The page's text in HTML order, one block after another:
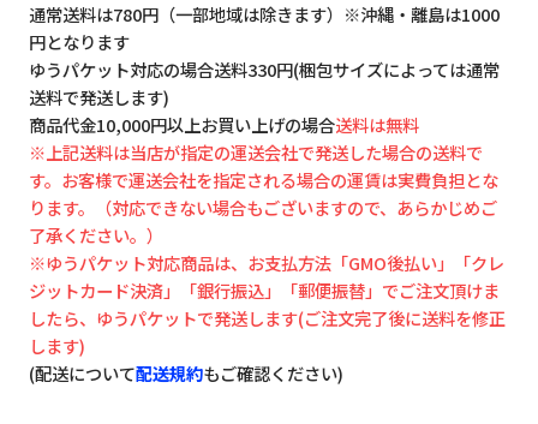
通常送料は780円（一部地域は除きます）※沖縄・離島は1000
円となります
ゆうパケット対応の場合送料330円(梱包サイズによっては通常
送料で発送します)
商品代金10,000円以上お買い上げの場合送料は無料
※上記送料は当店が指定の運送会社で発送した場合の送料で
す。お客様で運送会社を指定される場合の運賃は実費負担とな
ります。（対応できない場合もございますので、あらかじめご
了承ください。）
※ゆうパケット対応商品は、お支払方法「GMO後払い」「クレ
ジットカード決済」「銀行振込」「郵便振替」でご注文頂けま
したら、ゆうパケットで発送します(ご注文完了後に送料を修正
します)
(配送について配送規約もご確認ください)